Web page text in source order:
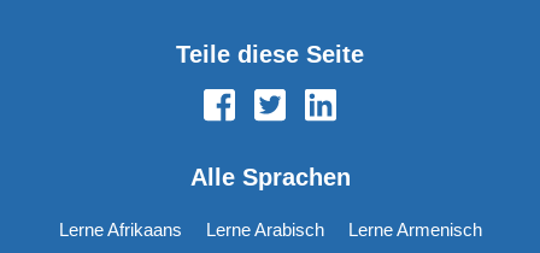
Teile diese Seite
Alle Sprachen
Lerne Afrikaans Lerne Arabisch
Lerne Armenisch